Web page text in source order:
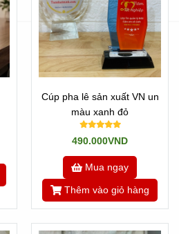
Cúp pha lê sản xuất VN un
màu xanh đỏ
490.000VND
Mua ngay
Thêm vào giỏ hàng